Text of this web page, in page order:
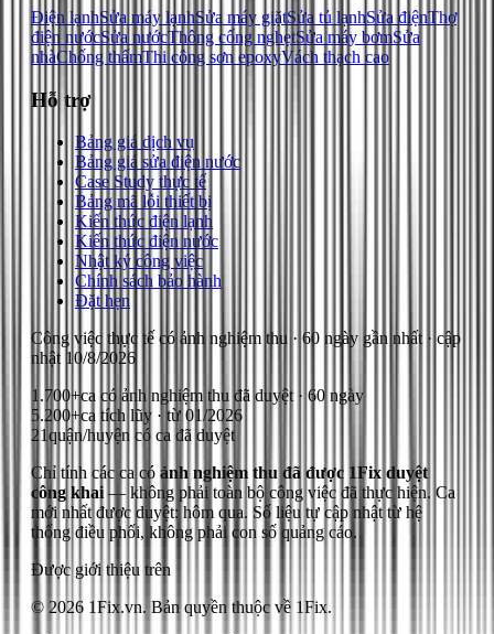
Điện lạnhSửa máy lạnhSửa máy giặtSửa tủ lạnhSửa điệnThợ
điện nướcSửa nướcThông cống nghẹtSửa máy bơmSửa
nhàChống thấmThi công sơn epoxyVách thạch cao
Hỗ trợ
Bảng giá dịch vụ
Bảng giá sửa điện nước
Case Study thực tế
Bảng mã lỗi thiết bị
Kiến thức điện lạnh
Kiến thức điện nước
Nhật ký công việc
Chính sách bảo hành
Đặt hẹn
Công việc thực tế có ảnh nghiệm thu · 60 ngày gần nhất· cập
nhật 10/8/2026
1.700+ca có ảnh nghiệm thu đã duyệt · 60 ngày
5.200+ca tích lũy · từ 01/2026
21quận/huyện có ca đã duyệt
Chỉ tính các ca có ảnh nghiệm thu đã được 1Fix duyệt
công khai— không phải toàn bộ công việc đã thực hiện. Ca
mới nhất được duyệt: hôm qua. Số liệu tự cập nhật từ hệ
thống điều phối, không phải con số quảng cáo.
Được giới thiệu trên
© 2026 1Fix.vn. Bản quyền thuộc về 1Fix.